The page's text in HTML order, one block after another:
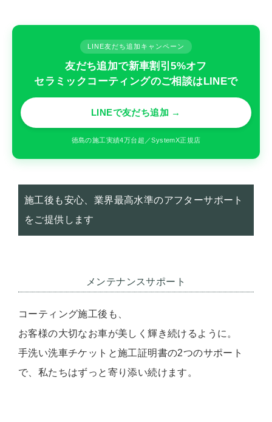
LINE友だち追加キャンペーン
友だち追加で新車割引5%オフ
セラミックコーティングのご相談はLINEで
LINEで友だち追加 →
徳島の施工実績4万台超／SystemX正規店
施工後も安心、業界最高水準のアフターサポート
をご提供します
メンテナンスサポート
コーティング施工後も、
お客様の大切なお車が美しく輝き続けるように。
手洗い洗車チケットと施工証明書の2つのサポート
で、私たちはずっと寄り添い続けます。